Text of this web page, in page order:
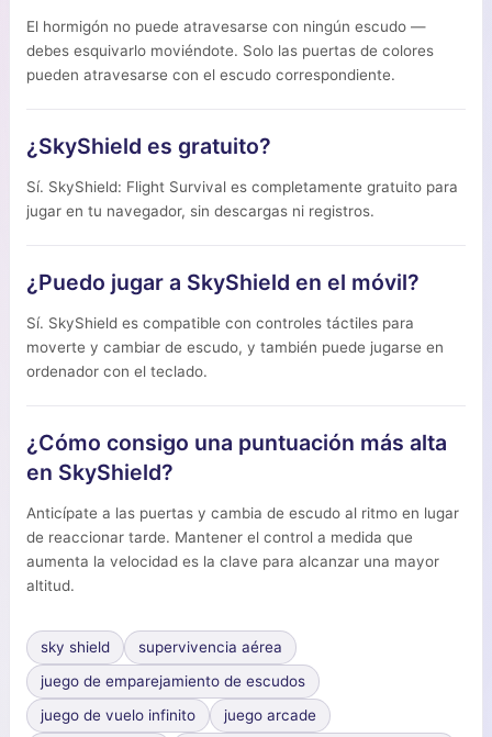
El hormigón no puede atravesarse con ningún escudo —
debes esquivarlo moviéndote. Solo las puertas de colores
pueden atravesarse con el escudo correspondiente.
¿SkyShield es gratuito?
Sí. SkyShield: Flight Survival es completamente gratuito para
jugar en tu navegador, sin descargas ni registros.
¿Puedo jugar a SkyShield en el móvil?
Sí. SkyShield es compatible con controles táctiles para
moverte y cambiar de escudo, y también puede jugarse en
ordenador con el teclado.
¿Cómo consigo una puntuación más alta
en SkyShield?
Anticípate a las puertas y cambia de escudo al ritmo en lugar
de reaccionar tarde. Mantener el control a medida que
aumenta la velocidad es la clave para alcanzar una mayor
altitud.
sky shield
supervivencia aérea
juego de emparejamiento de escudos
juego de vuelo infinito
juego arcade